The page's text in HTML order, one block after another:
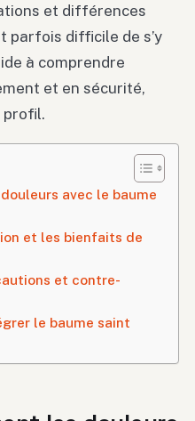
et différences
parfois difficile de s’y
à comprendre
et en sécurité,
profil.
avec le baume
et les bienfaits de
et contre-
le baume saint